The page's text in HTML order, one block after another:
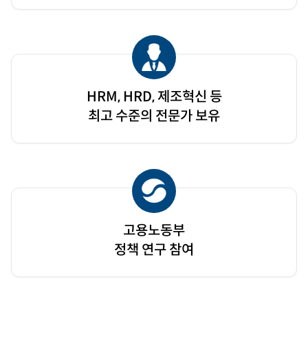
HRM, HRD, 제조혁신 등
최고 수준의 전문가 보유
고용노동부
정책 연구 참여